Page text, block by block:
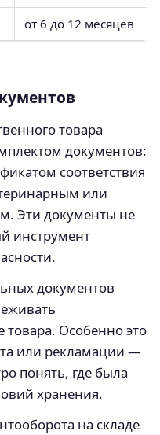
от 6 до 12 месяцев
товара
документов:
соответствия
или
Эти документы не
инструмент
документов
Особенно это
или рекламации —
понять, где была
хранения.
на складе